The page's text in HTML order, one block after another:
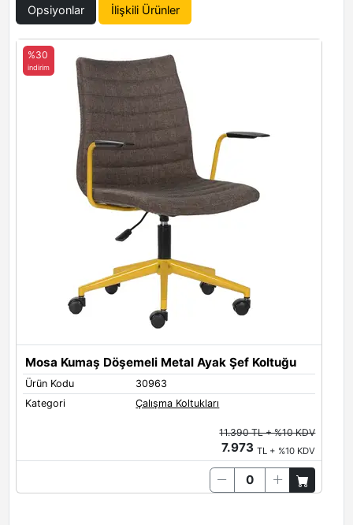
Patara 16
Opsiyonlar İlişkili Ürünler
Mosa Kumaş Döşemeli Metal Ayak Şef Koltuğu
Ürün Kodu
30963
Kategori
Çalışma Koltukları
%30
indirim
11.390 TL + %10 KDV
7.973TL + %10 KDV